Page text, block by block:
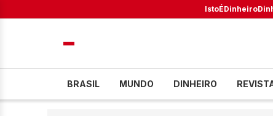
IstoÉDinheiro
BRASIL MUNDO DINHEIRO